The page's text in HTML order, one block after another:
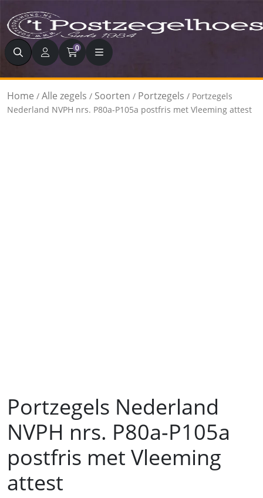
Zoeken 0
Home / Alle zegels / Soorten / Portzegels / Portzegels
Nederland NVPH nrs. P80a-P105a postfris met Vleeming attest
Portzegels Nederland
NVPH nrs. P80a-P105a
postfris met Vleeming
attest